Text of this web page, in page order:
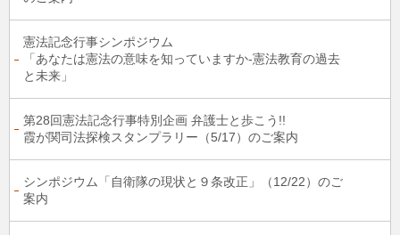
憲法記念行事シンポジウム
「あなたは憲法の意味を知っていますか-憲法教育の過去
と未来」
第28回憲法記念行事特別企画 弁護士と歩こう!!
霞が関司法探検スタンプラリー（5/17）のご案内
シンポジウム「自衛隊の現状と９条改正」（12/22）のご
案内